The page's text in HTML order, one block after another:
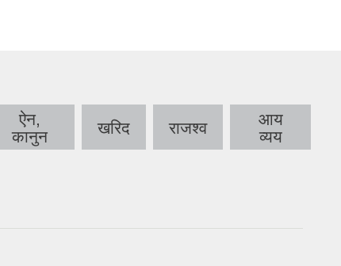
ऐन,
कानुन
खरिद राजश्व
आय
व्यय